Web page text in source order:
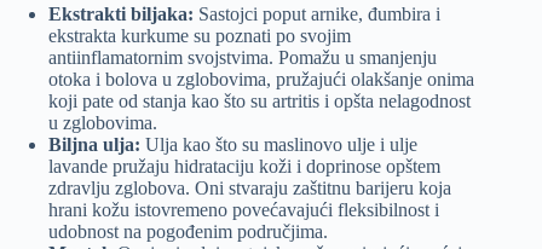
Ekstrakti biljaka: Sastojci poput arnike, đumbira i
ekstrakta kurkume su poznati po svojim
antiinflamatornim svojstvima. Pomažu u smanjenju
otoka i bolova u zglobovima, pružajući olakšanje onima
koji pate od stanja kao što su artritis i opšta nelagodnost
u zglobovima.
Biljna ulja: Ulja kao što su maslinovo ulje i ulje
lavande pružaju hidrataciju koži i doprinose opštem
zdravlju zglobova. Oni stvaraju zaštitnu barijeru koja
hrani kožu istovremeno povećavajući fleksibilnost i
udobnost na pogođenim područjima.